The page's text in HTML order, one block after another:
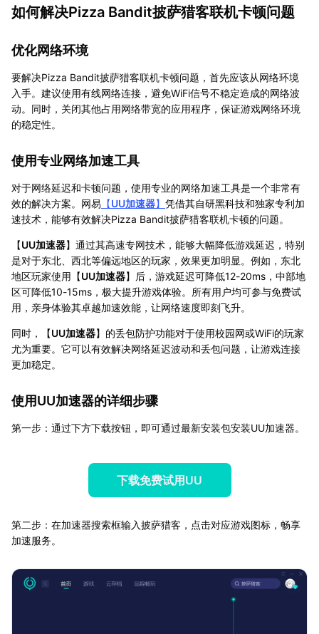
如何解决Pizza Bandit披萨猎客联机卡顿问题
优化网络环境
要解决Pizza Bandit披萨猎客联机卡顿问题，首先应该从网络环境
入手。建议使用有线网络连接，避免WiFi信号不稳定造成的网络波
动。同时，关闭其他占用网络带宽的应用程序，保证游戏网络环境
的稳定性。
使用专业网络加速工具
对于网络延迟和卡顿问题，使用专业的网络加速工具是一个非常有
效的解决方案。网易 【UU加速器】 凭借其自研黑科技和独家专利加
速技术，能够有效解决Pizza Bandit披萨猎客联机卡顿的问题。
【UU加速器】通过其高速专网技术，能够大幅降低游戏延迟，特别
是对于东北、西北等偏远地区的玩家，效果更加明显。例如，东北
地区玩家使用【UU加速器】后，游戏延迟可降低12-20ms，中部地
区可降低10-15ms，极大提升游戏体验。所有用户均可参与免费试
用，亲身体验其卓越加速效能，让网络速度即刻飞升。
同时，【UU加速器】的丢包防护功能对于使用校园网或WiFi的玩家
尤为重要。它可以有效解决网络延迟波动和丢包问题，让游戏连接
更加稳定。
使用UU加速器的详细步骤
第一步：通过下方下载按钮，即可通过最新安装包安装UU加速器。
下载免费试用UU
第二步：在加速器搜索框输入披萨猎客，点击对应游戏图标，畅享
加速服务。